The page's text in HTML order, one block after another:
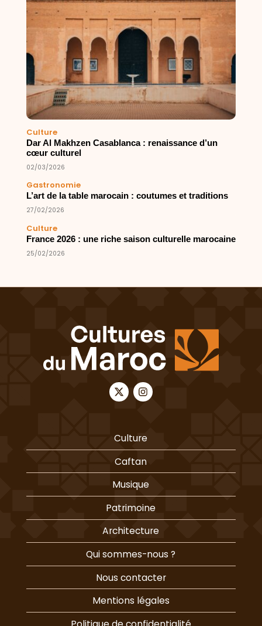
Culture
Dar Al Makhzen Casablanca : renaissance d’un
cœur culturel
02/03/2026
Gastronomie
L’art de la table marocain : coutumes et traditions
27/02/2026
Culture
France 2026 : une riche saison culturelle marocaine
25/02/2026
Culture
Caftan
Musique
Patrimoine
Architecture
Qui sommes-nous ?
Nous contacter
Mentions légales